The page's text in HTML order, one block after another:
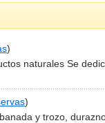
)
naturales Se
)
y trozo,